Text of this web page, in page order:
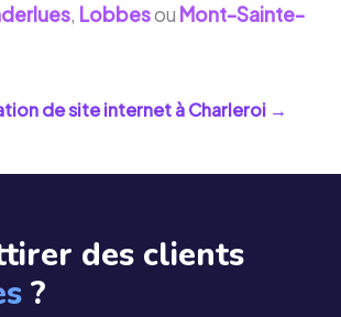
, Lobbesou Mont-Sainte-
de site internet àCharleroi →
des clients
?